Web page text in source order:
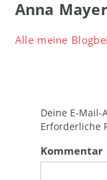
Anna Mayer
Alle meine
Deine E-
Erforderliche
Kommentar